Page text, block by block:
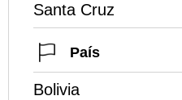
Santa Cruz
País
Bolivia